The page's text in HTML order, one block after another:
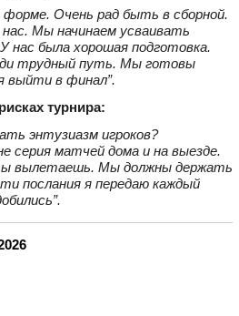
форме. Очень рад быть в сборной.
Мы начинаем усваивать
нас была хорошая подготовка.
трудный путь. Мы готовы
выйти в финал”.
турнира:
энтузиазм игроков?
серия матчей дома и на выезде.
вылетаешь. Мы должны держать
послания я передаю каждый